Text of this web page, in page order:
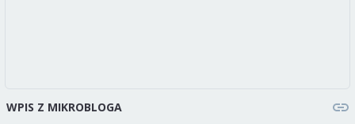
WPIS Z MIKROBLOGA